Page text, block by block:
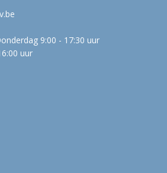
9:00 - 17:30 uur
uur